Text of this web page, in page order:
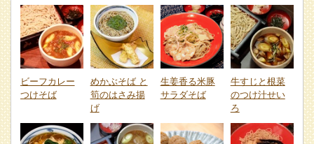
ビーフカレー
つけそば
めかぶそば と
筍のはさみ揚
げ
生姜香る米豚
サラダそば
牛すじと根菜
のつけ汁せい
ろ